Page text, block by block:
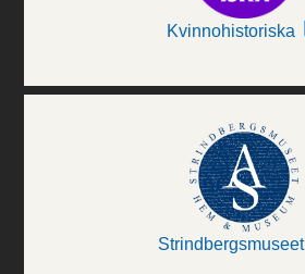
Kvinnohistoriska
Strindbergsmuseet